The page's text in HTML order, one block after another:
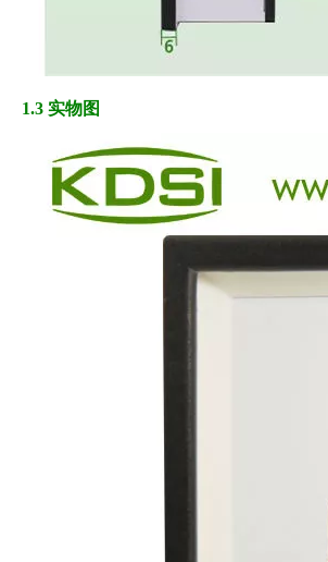
1.3 实物图